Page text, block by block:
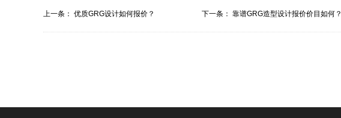
上一条： 优质GRG设计如何报价？ 下一条： 靠谱GRG造型设计报价价目如何？